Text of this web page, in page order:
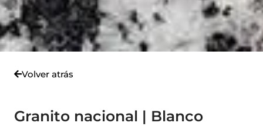
Volver atrás
Granito nacional | Blanco